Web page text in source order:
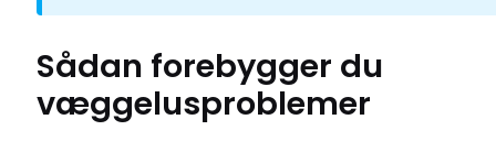
Sådan forebygger du
væggelusproblemer